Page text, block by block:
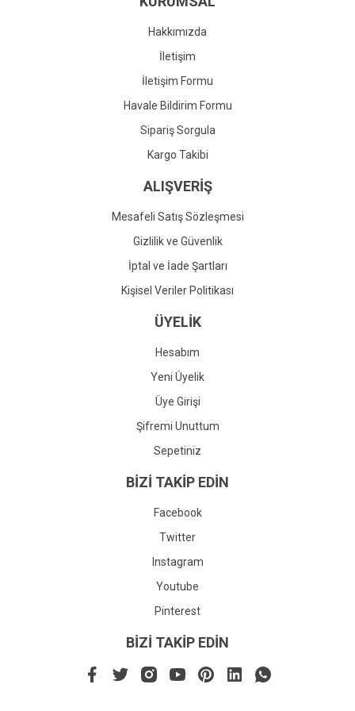
Gönder
Hakkımızda
İletişim
İletişim Formu
Havale Bildirim Formu
Sipariş Sorgula
Kargo Takibi
ALIŞVERİŞ
Mesafeli Satış Sözleşmesi
Gizlilik ve Güvenlik
İptal ve İade Şartları
Kişisel Veriler Politikası
ÜYELİK
Hesabım
Yeni Üyelik
Üye Girişi
Şifremi Unuttum
Sepetiniz
BİZİ TAKİP EDİN
Facebook
Twitter
Instagram
Youtube
Pinterest
BİZİ TAKİP EDİN